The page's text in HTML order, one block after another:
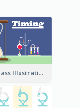
Sandglass Illustration